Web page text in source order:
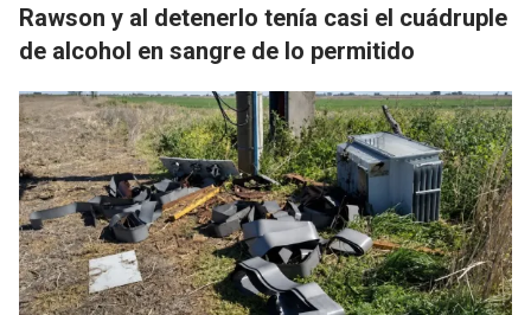
Rawson y al detenerlo tenía casi el cuádruple
de alcohol en sangre de lo permitido